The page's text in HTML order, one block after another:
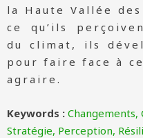
la Haute Vallée
ce qu’ils
du climat, ils
pour faire face à
agraire.
Keywords : Changements,
Stratégie, Perception,